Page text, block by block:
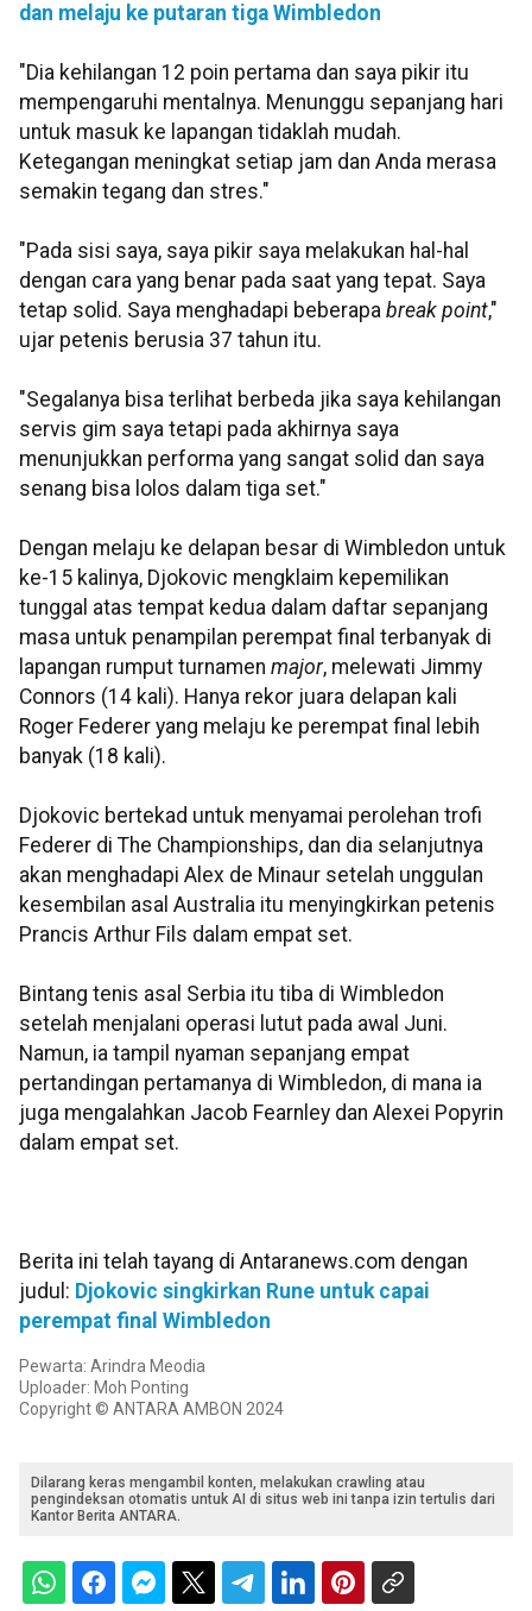
dan melaju ke putaran tiga Wimbledon
"Dia kehilangan 12 poin pertama dan saya pikir itu
mempengaruhi mentalnya. Menunggu sepanjang hari
untuk masuk ke lapangan tidaklah mudah.
Ketegangan meningkat setiap jam dan Anda merasa
semakin tegang dan stres."
"Pada sisi saya, saya pikir saya melakukan hal-hal
dengan cara yang benar pada saat yang tepat. Saya
tetap solid. Saya menghadapi beberapa break point,"
ujar petenis berusia 37 tahun itu.
"Segalanya bisa terlihat berbeda jika saya kehilangan
servis gim saya tetapi pada akhirnya saya
menunjukkan performa yang sangat solid dan saya
senang bisa lolos dalam tiga set."
Dengan melaju ke delapan besar di Wimbledon untuk
ke-15 kalinya, Djokovic mengklaim kepemilikan
tunggal atas tempat kedua dalam daftar sepanjang
masa untuk penampilan perempat final terbanyak di
lapangan rumput turnamen major, melewati Jimmy
Connors (14 kali). Hanya rekor juara delapan kali
Roger Federer yang melaju ke perempat final lebih
banyak (18 kali).
Djokovic bertekad untuk menyamai perolehan trofi
Federer di The Championships, dan dia selanjutnya
akan menghadapi Alex de Minaur setelah unggulan
kesembilan asal Australia itu menyingkirkan petenis
Prancis Arthur Fils dalam empat set.
Bintang tenis asal Serbia itu tiba di Wimbledon
setelah menjalani operasi lutut pada awal Juni.
Namun, ia tampil nyaman sepanjang empat
pertandingan pertamanya di Wimbledon, di mana ia
juga mengalahkan Jacob Fearnley dan Alexei Popyrin
dalam empat set.
Berita ini telah tayang di Antaranews.com dengan
judul: Djokovic singkirkan Rune untuk capai
perempat final Wimbledon
Pewarta: Arindra Meodia
Uploader: Moh Ponting
Copyright © ANTARA AMBON 2024
Dilarang keras mengambil konten, melakukan crawling atau
pengindeksan otomatis untuk AI di situs web ini tanpa izin tertulis dari
Kantor Berita ANTARA.